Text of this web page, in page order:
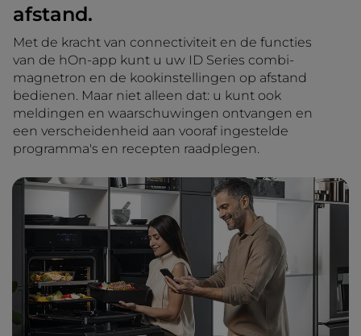
afstand.
Met de kracht van connectiviteit en de functies
van de hOn-app kunt u uw ID Series combi-
magnetron en de kookinstellingen op afstand
bedienen. Maar niet alleen dat: u kunt ook
meldingen en waarschuwingen ontvangen en
een verscheidenheid aan vooraf ingestelde
programma's en recepten raadplegen.